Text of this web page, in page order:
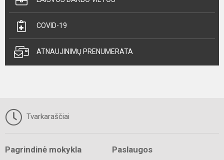
COVID-19
ATNAUJINIMŲ PRENUMERATA
Tvarkaraščiai
Pagrindinė mokykla Paslaugos